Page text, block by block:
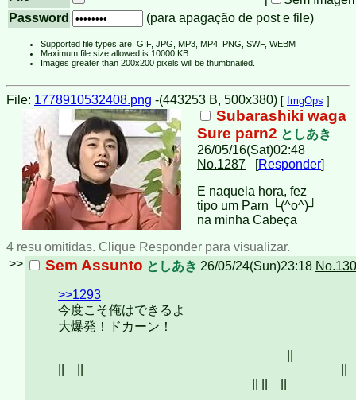
Password
(para apagação de post e file)
Supported file types are: GIF, JPG, MP3, MP4, PNG, SWF, WEBM
Maximum file size allowed is 10000 KB.
Images greater than 200x200 pixels will be thumbnailed.
File: 1778910532408.png -(443253 B, 500x380) [ ImgOps ]
Subarashiki waga
Sure parn2 としあき
26/05/16(Sat)02:48
No.1287
[Responder]
E naquela hora, fez
tipo um Parn └(^o^)┘
na minha Cabeça
4 resu omitidas. Clique Responder para visualizar.
>>
Sem Assunto としあき 26/05/24(Sun)23:18
>>1293
今度こそ俺はできるよ
大爆発！ドカーン！